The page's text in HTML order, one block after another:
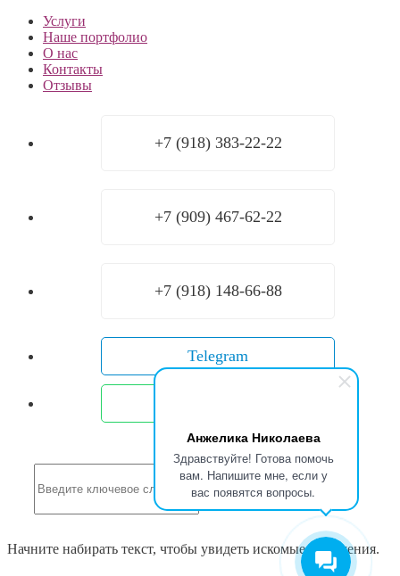
Анжелика Николаева
Здравствуйте! Готова помочь
вам. Напишите мне, если у
вас появятся вопросы.
Услуги
Наше портфолио
О нас
Контакты
Отзывы
+7 (918) 383-22-22
+7 (909) 467-62-22
+7 (918) 148-66-88
Telegram
Search
Начните набирать текст, чтобы увидеть искомые сообщения.